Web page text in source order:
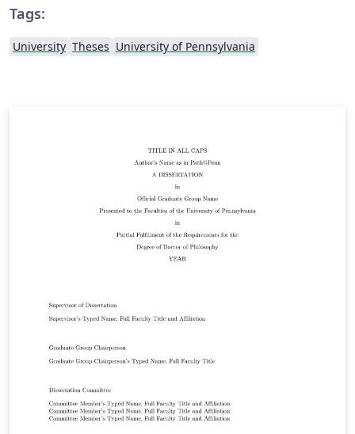
Tags:
University Theses University of Pennsylvania